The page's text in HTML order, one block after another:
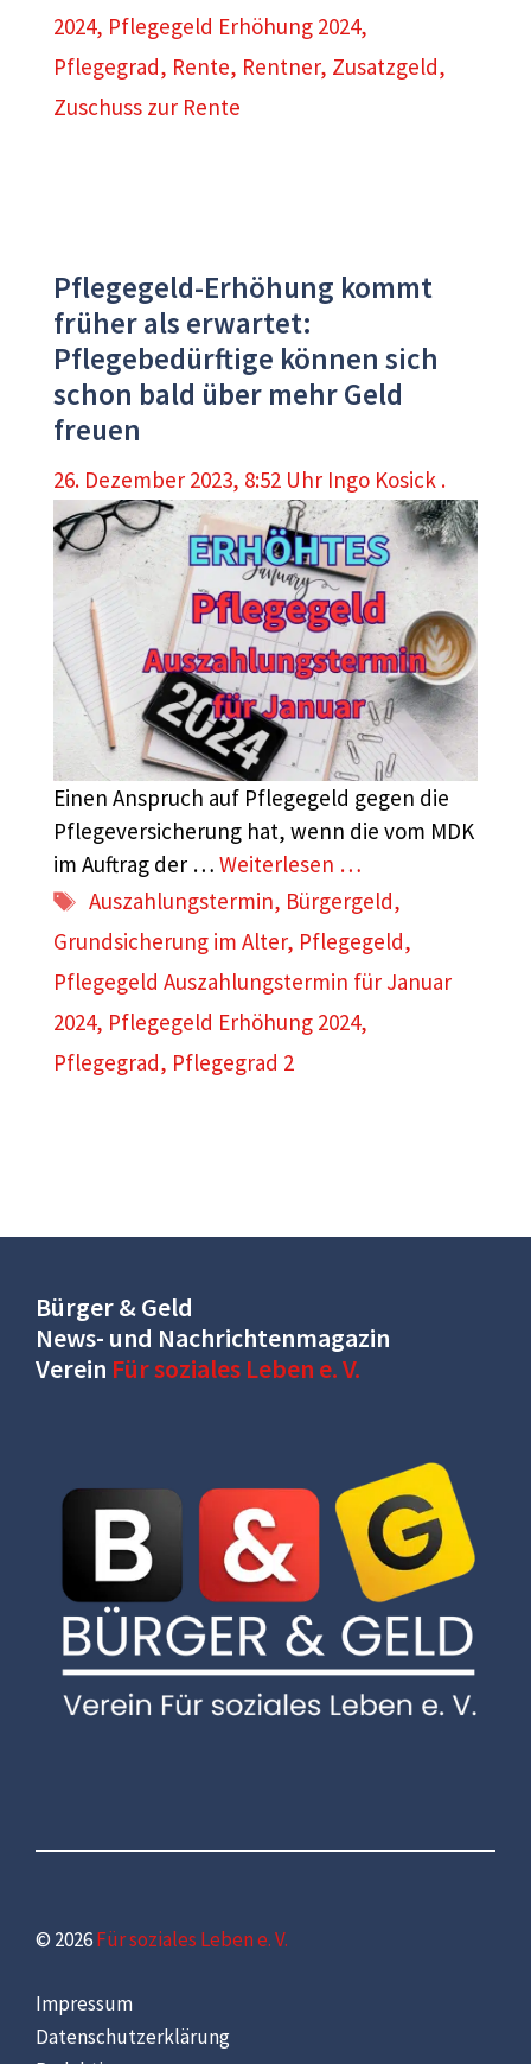
2024, Pflegegeld Erhöhung 2024,
Pflegegrad, Rente, Rentner, Zusatzgeld,
Zuschuss zur Rente
Pflegegeld-Erhöhung kommt
früher als erwartet:
Pflegebedürftige können sich
schon bald über mehr Geld
freuen
26. Dezember 2023, 8:52 Uhr Ingo Kosick .
Einen Anspruch auf Pflegegeld gegen die
Pflegeversicherung hat, wenn die vom MDK
im Auftrag der … Weiterlesen …
Schlagwörter
Auszahlungstermin, Bürgergeld,
Grundsicherung im Alter, Pflegegeld,
Pflegegeld Auszahlungstermin für Januar
2024, Pflegegeld Erhöhung 2024,
Pflegegrad, Pflegegrad 2
Bürger & Geld
News- und Nachrichtenmagazin
Verein Für soziales Leben e. V.
© 2026Für soziales Leben e. V.
Impressum
Datenschutzerklärung